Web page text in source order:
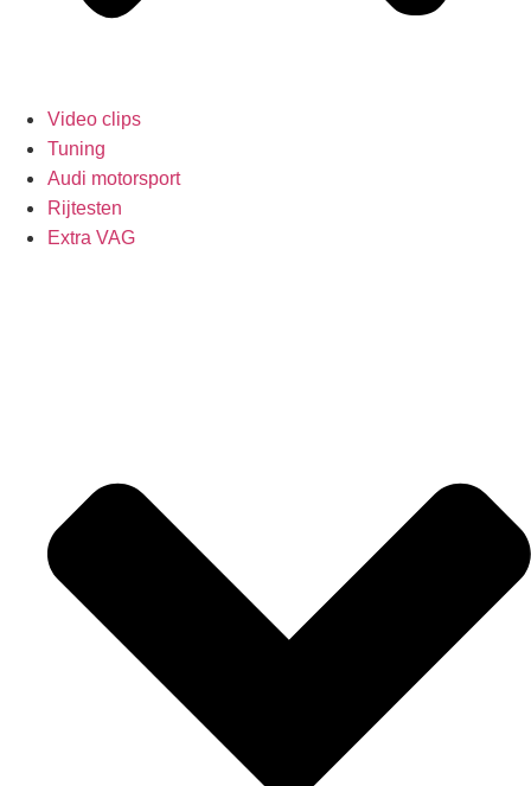
Video clips
Tuning
Audi motorsport
Rijtesten
Extra VAG